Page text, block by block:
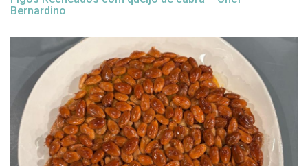
Bernardino